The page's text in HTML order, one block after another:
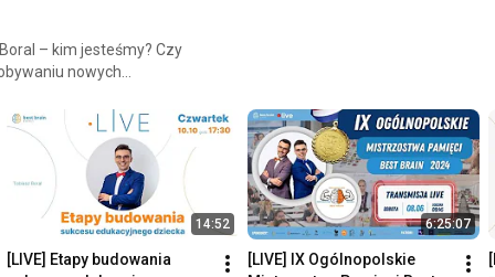
nowych
przyswajać wiedzę.
w historii na Mistrzostwa
– to było coś. Po
że jest to nasze
tak, aby innym było
trenerów, napisaliśmy
oraz dalej
tym sportem wiele osób.
14:52
[LIVE] Etapy budowania
6:25:07
[LIVE] IX Ogólnopolskie